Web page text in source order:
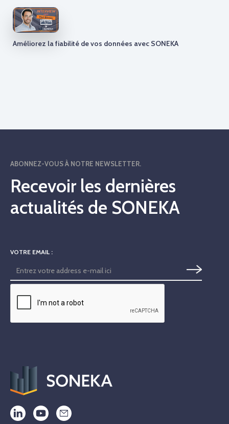
Améliorez la fiabilité de vos données avec SONEKA
ABONNEZ-VOUS À NOTRE NEWSLETTER.
Recevoir les dernières
actualités de SONEKA
VOTRE EMAIL :